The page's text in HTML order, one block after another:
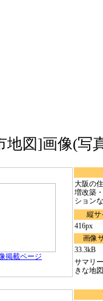
地図]画像(写
掲載ページ
大阪の
増改築
ション
縦サ
416px
画像
33.3kB
サマリ
きな地